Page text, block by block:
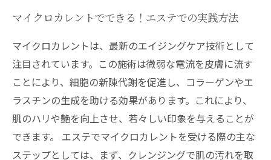
マイクロカレントでできる！エステでの実践方法
マイクロカレントは、最新のエイジングケア技術として
注目されています。この施術は微弱な電流を皮膚に流す
ことにより、細胞の新陳代謝を促進し、コラーゲンやエ
ラスチンの生成を助ける効果があります。これにより、
肌のハリや艶を向上させ、若々しい印象を与えることが
できます。 エステでマイクロカレントを受ける際の主な
ステップとしては、まず、クレンジングで肌の汚れを取